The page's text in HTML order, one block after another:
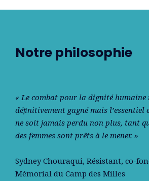
Notre philosophie
« Le combat pour la dignité humaine
déﬁnitivement gagné mais l’essentiel
ne soit jamais perdu non plus, tant
des femmes sont prêts à le mener. »
Sydney Chouraqui, Résistant, co-
Mémorial du Camp des Milles